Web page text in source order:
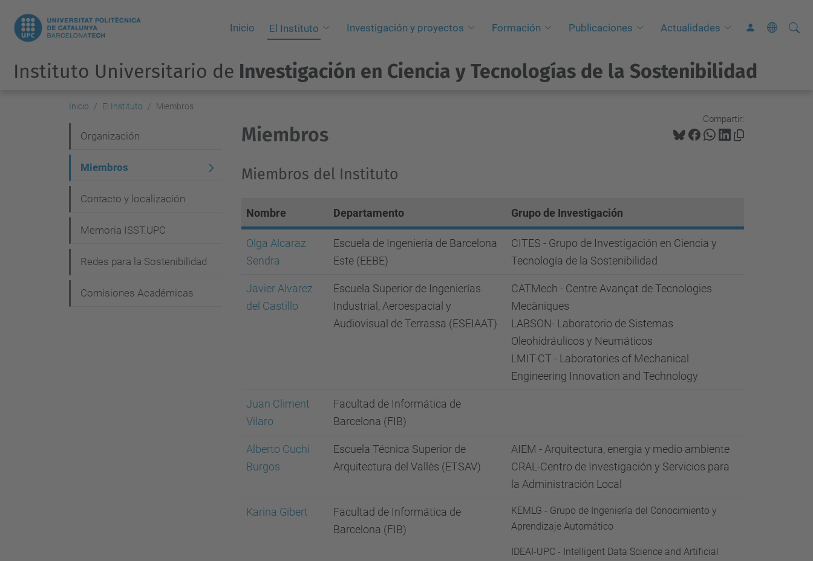
Inicio El Instituto Investigación y proyectos Formación Publicaciones Actualidades
B
Instituto Universitario de Investigación en Ciencia y Tecnologías de la Sostenibilidad
Inicio El Instituto Miembros
Compartir:
Miembros
Miembros del Instituto
Nombre Departamento Grupo de Investigación
Olga Alcaraz
Sendra
Escuela de Ingeniería de Barcelona
Este (EEBE)
CITES - Grupo de Investigación en Ciencia y
Tecnología de la Sostenibilidad
Javier Alvarez
del Castillo
Escuela Superior de Ingenierías
Industrial, Aeroespacial y
Audiovisual de Terrassa (ESEIAAT)
CATMech - Centre Avançat de Tecnologies
Mecàniques
LABSON- Laboratorio de Sistemas
Oleohidráulicos y Neumáticos
LMIT-CT - Laboratories of Mechanical
Engineering Innovation and Technology
Juan Climent
Vilaro
Facultad de Informática de
Barcelona (FIB)
Alberto Cuchi
Burgos
Escuela Técnica Superior de
Arquitectura del Vallès (ETSAV)
AIEM - Arquitectura, energia y medio ambiente
CRAL-Centro de Investigación y Servicios para
la Administración Local
Karina Gibert
Facultad de Informática de
Barcelona (FIB)
KEMLG - Grupo de Ingeniería del Conocimiento y
Aprendizaje Automático
IDEAI-UPC - Intelligent Data Science and Artificial
a
v
g
a
i
ó
Organización
Miembros
Contacto y localización
Memoria ISST.UPC
Redes para la Sostenibilidad
Comisiones Académicas